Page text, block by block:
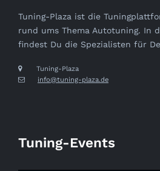
Tuning-Plaza ist die
rund ums Thema Autotuning. In
findest Du die Spezialisten für
Tuning-Plaza
info@tuning-plaza.de
Tuning-Events